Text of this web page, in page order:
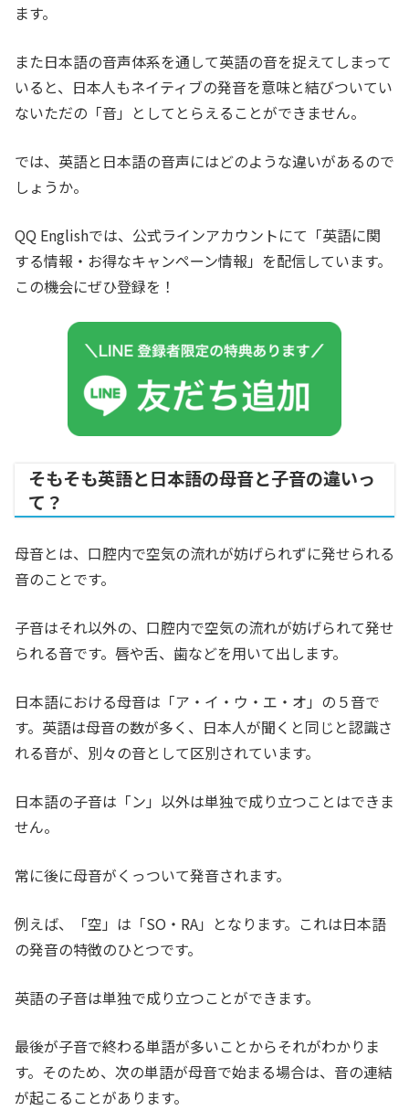
ます。
また日本語の音声体系を通して英語の音を捉えてしまって
いると、日本人もネイティブの発音を意味と結びついてい
ないただの「音」としてとらえることができません。
では、英語と日本語の音声にはどのような違いがあるので
しょうか。
QQ Englishでは、公式ラインアカウントにて「英語に関
する情報・お得なキャンペーン情報」を配信しています。
この機会にぜひ登録を！
そもそも英語と日本語の母音と子音の違いっ
て？
母音とは、口腔内で空気の流れが妨げられずに発せられる
音のことです。
子音はそれ以外の、口腔内で空気の流れが妨げられて発せ
られる音です。唇や舌、歯などを用いて出します。
日本語における母音は「ア・イ・ウ・エ・オ」の５音で
す。英語は母音の数が多く、日本人が聞くと同じと認識さ
れる音が、別々の音として区別されています。
日本語の子音は「ン」以外は単独で成り立つことはできま
せん。
常に後に母音がくっついて発音されます。
例えば、「空」は「SO・RA」となります。これは日本語
の発音の特徴のひとつです。
英語の子音は単独で成り立つことができます。
最後が子音で終わる単語が多いことからそれがわかりま
す。そのため、次の単語が母音で始まる場合は、音の連結
が起こることがあります。